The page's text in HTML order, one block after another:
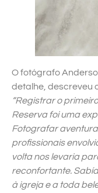
O fotógrafo
detalhe, descreveu
“Registrar o
Reserva foi uma
Fotografar
profissionais
volta nos levaria
reconfortante.
à igreja e a toda